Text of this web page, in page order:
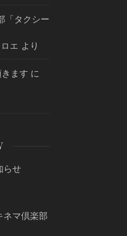
「タクシー
エ より
ます に
らせ
ネマ倶楽部